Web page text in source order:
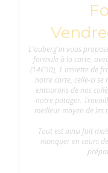
L'auberg'in vous
formule à la carte,
(14€50), 1 assiette de
notre carte, celle-ci se
entourons de nos
notre potager.
meilleur moyen de
Tout est ainsi fait
manquer en cours